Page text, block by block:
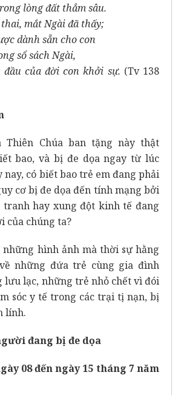
lòng đất thẳm sâu.
mắt Ngài đã thấy;
dành sẵn cho con
sổ sách Ngài,
của đời con khởi sự. (Tv 138
Thiên Chúa ban tặng này thật
bao, và bị đe dọa ngay từ lúc
nay, có biết bao trẻ em đang phải
cơ bị đe dọa đến tính mạng bởi
tranh hay xung đột kinh tế đang
của chúng ta?
những hình ảnh mà thời sự hằng
những đứa trẻ cùng gia đình
lưu lạc, những trẻ nhỏ chết vì đói
sóc y tế trong các trại tị nạn, bị
lính.
đang bị đe dọa
08 đến ngày 15 tháng 7 năm